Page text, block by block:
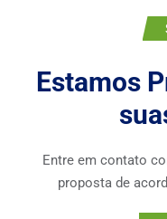
Estamos
Entre em contato
proposta de